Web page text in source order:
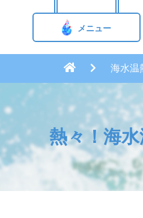
メニュー
海水温
熱々！海